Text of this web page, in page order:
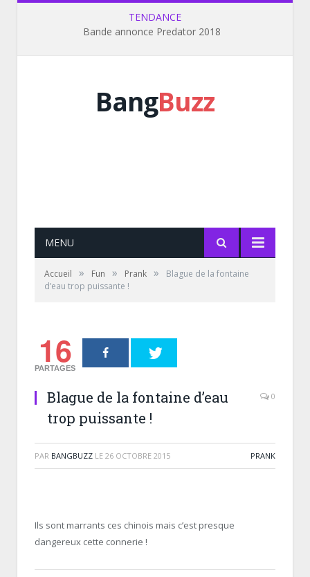
TENDANCE
Bande annonce Predator 2018
BangBuzz
MENU
Accueil » Fun » Prank »
Blague de la fontaine
d’eau trop puissante !
16
PARTAGES
Blague de la fontaine d’eau
trop puissante !
0
PAR BANGBUZZ LE 26 OCTOBRE 2015 PRANK
Ils sont marrants ces chinois mais c’est presque
dangereux cette connerie !